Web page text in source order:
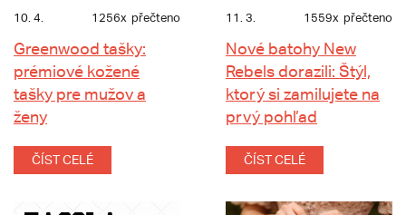
10. 4. 1256x přečteno
Greenwood tašky:
prémiové kožené
tašky pre mužov a
ženy
ČÍST CELÉ
11. 3. 1559x přečteno
Nové batohy New
Rebels dorazili: Štýl,
ktorý si zamilujete na
prvý pohľad
ČÍST CELÉ